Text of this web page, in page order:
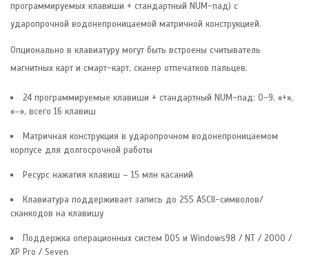
программируемых клавиши + стандартный NUM-пад) с
ударопрочной водонепроницаемой матричной конструкцией.
Опционально в клавиатуру могут быть встроены считыватель
магнитных карт и смарт-карт, сканер отпечатков пальцев.
24 программируемые клавиши + стандартный NUM-пад: 0-9, «+»,
«–», всего 16 клавиш
Матричная конструкция в ударопрочном водонепроницаемом
корпусе для долгосрочной работы
Ресурс нажатия клавиш – 15 млн касаний
Клавиатура поддерживает запись до 255 ASCII-символов/
сканкодов на клавишу
Поддержка операционных систем DOS и Windows98 / NT / 2000 /
XP Pro / Seven